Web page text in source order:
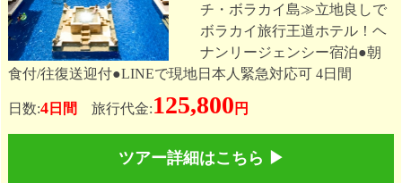
チ・ボラカイ島≫立地良しで
ボラカイ旅行王道ホテル！ヘ
ナンリージェンシー宿泊●朝
食付/往復送迎付●LINEで現地日本人緊急対応可 4日間
日数:4 日間 旅行代金:125,800 円
ツアー詳細はこちら ▶︎